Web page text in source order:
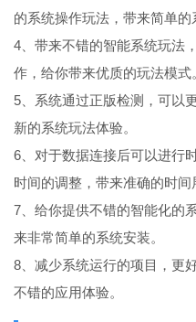
的系统操作玩法，带来简单的
4、带来不错的智能系统玩法
作，给你带来优质的玩法模式
5、系统通过正版检测，可以
新的系统玩法体验。
6、对于数据连接后可以进行
时间的调整，带来准确的时间
7、给你提供不错的智能化的
来非常简单的系统安装。
8、减少系统运行的项目，更
不错的应用体验。